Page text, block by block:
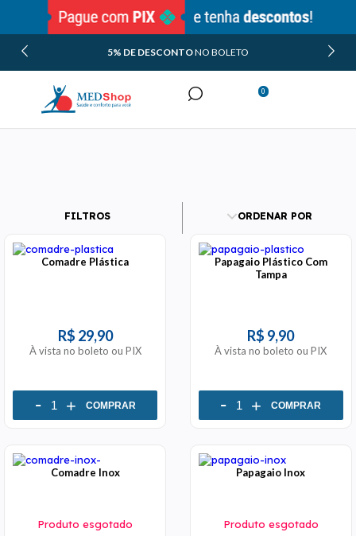
5% DE DESCONTONO BOLETO
0
FILTROS ORDENAR POR
Comadre Plástica
R$ 29,90
À vista no boleto ou PIX
- + COMPRAR
Papagaio Plástico Com
Tampa
R$ 9,90
À vista no boleto ou PIX
- + COMPRAR
Comadre Inox
Produto esgotado
Papagaio Inox
Produto esgotado